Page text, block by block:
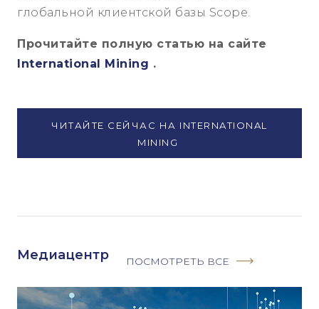
глобальной клиентской базы Scope.
Прочитайте полную статью на сайте
International Mining .
ЧИТАЙТЕ СЕЙЧАС НА INTERNATIONAL
MINING
Медиацентр ПОСМОТРЕТЬ ВСЕ